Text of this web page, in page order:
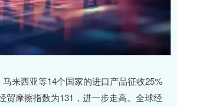
来西亚等14个国家的进口产品征收25%
贸摩擦指数为131，进一步走高。全球经